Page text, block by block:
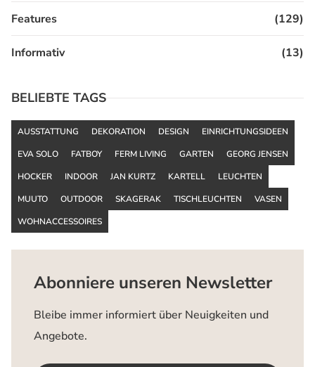
Features (129)
Informativ (13)
BELIEBTE TAGS
AUSSTATTUNG DEKORATION DESIGN
EINRICHTUNGSIDEEN
EVA SOLO
FATBOY FERM LIVING GARTEN
GEORG JENSEN
HOCKER
INDOOR JAN KURTZ KARTELL
LEUCHTEN
MUUTO
OUTDOOR SKAGERAK TISCHLEUCHTEN
VASEN
WOHNACCESSOIRES
Abonniere unseren Newsletter
Bleibe immer informiert über Neuigkeiten und
Angebote.